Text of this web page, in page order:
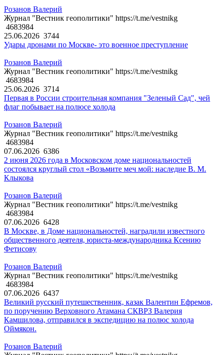
Розанов Валерий
Журнал "Вестник геополитики" https://t.me/vestnikg
4683984
25.06.2026 3744
Удары дронами по Москве- это военное преступление
Розанов Валерий
Журнал "Вестник геополитики" https://t.me/vestnikg
4683984
25.06.2026 3714
Первая в России строительная компания "Зеленый Сад", чей
флаг побывает на полюсе холода
Розанов Валерий
Журнал "Вестник геополитики" https://t.me/vestnikg
4683984
07.06.2026 6386
2 июня 2026 года в Московском доме национальностей
состоялся круглый стол «Возьмите меч мой: наследие В. М.
Клыкова
Розанов Валерий
Журнал "Вестник геополитики" https://t.me/vestnikg
4683984
07.06.2026 6428
В Москве, в Доме национальностей, наградили известного
общественного деятеля, юриста-международника Ксению
Фетисову
Розанов Валерий
Журнал "Вестник геополитики" https://t.me/vestnikg
4683984
07.06.2026 6437
Великий русский путешественник, казак Валентин Ефремов,
по поручению Верховного Атамана СКВРЗ Валерия
Камшилова, отправился в экспедицию на полюс холода
Оймякон.
Розанов Валерий